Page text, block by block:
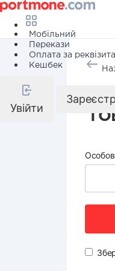
Мобільний
Перекази
Оплата за
Кешбек
Увійти